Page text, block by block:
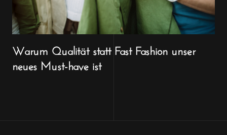
Warum Qualität statt Fast Fashion unser
neues Must-have ist